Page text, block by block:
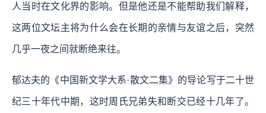
人当时在文化界的影响。但是他还是不能帮助我们解释，
这两位文坛主将为什么会在长期的亲情与友谊之后，突然
几乎一夜之间就断绝来往。
郁达夫的《中国新文学大系·散文二集》的导论写于二十世
纪三十年代中期，这时周氏兄弟失和断交已经十几年了。